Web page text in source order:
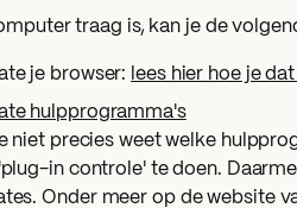
traag is, kan je de
je browser: lees hier hoe je
hulpprogramma's
niet precies weet welke
in controle' te doen.
Onder meer op de website